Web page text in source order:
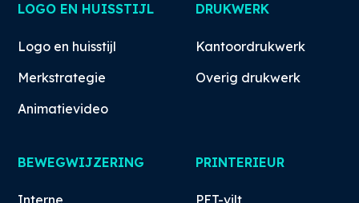
LOGO EN HUISSTIJL
Logo en huisstijl
Merkstrategie
Animatievideo
DRUKWERK
Kantoordrukwerk
Overig drukwerk
BEWEGWIJZERING PRINTERIEUR